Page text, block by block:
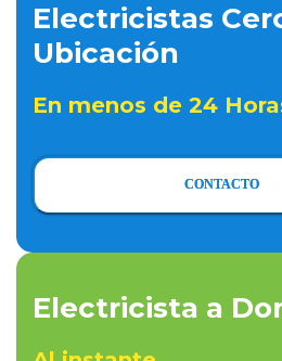
Electricistas
Ubicación
En menos de 24
CONTACTO
Electricista a